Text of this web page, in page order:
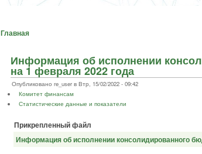
Главная
Информация об исполнении
на 1 февраля 2022 года
Опубликовано re_user в Втр, 15/02/2022 - 09:42
Комитет финансам
Статистические данные и показатели
Прикрепленный файл
Информация об исполнении консолидированного